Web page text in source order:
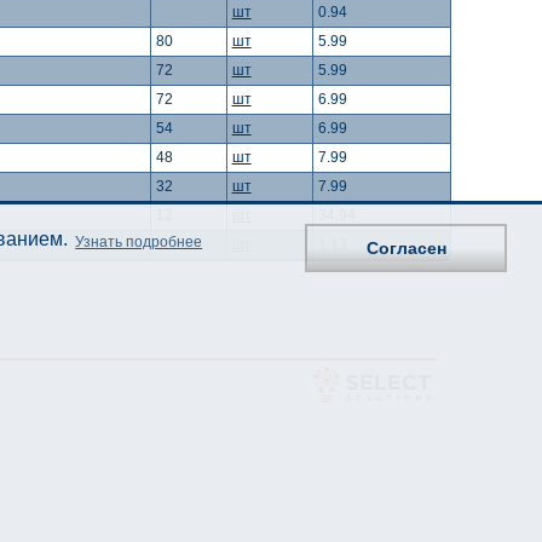
шт
0.94
80 шт
5.99
72 шт
5.99
72 шт
6.99
54 шт
6.99
48 шт
7.99
32 шт
7.99
Узнать подробнее Согласен